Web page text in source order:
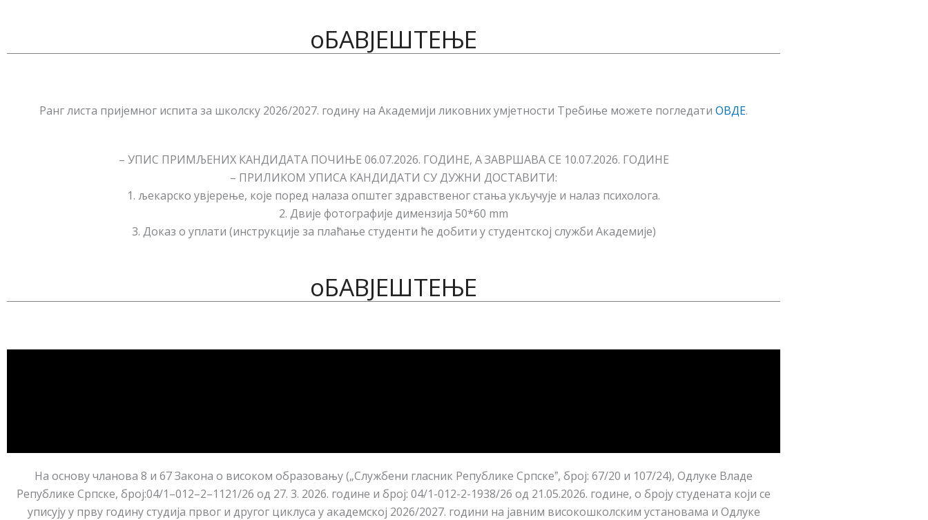
oБАВЈЕШТЕЊЕ
Ранг листа пријемног испита за школску 2026/2027. годину на Академији ликовних умјетности Требиње можете погледати ОВДЕ.
– УПИС ПРИМЉЕНИХ КАНДИДАТА ПОЧИЊЕ 06.07.2026. ГОДИНЕ, А ЗАВРШАВА СЕ 10.07.2026. ГОДИНЕ
– ПРИЛИКОМ УПИСА КАНДИДАТИ СУ ДУЖНИ ДОСТАВИТИ:
1. љекарско увјерење, које поред налаза општег здравственог стања укључује и налаз психолога.
2. Двије фотографије димензија 50*60 mm
3. Доказ о уплати (инструкције за плаћање студенти ће добити у студентској служби Академије)
oБАВЈЕШТЕЊЕ
На основу чланова 8 и 67 Закона о високом образовању („Службени гласник Републике Српскеˮ, број: 67/20 и 107/24), Одлуке Владе
Републике Српске, број:04/1–012–2–1121/26 од 27. 3. 2026. године и број: 04/1-012-2-1938/26 од 21.05.2026. године, о броју студената који се
уписују у прву годину студија првог и другог циклуса у академској 2026/2027. години на јавним високошколским установама и Одлуке